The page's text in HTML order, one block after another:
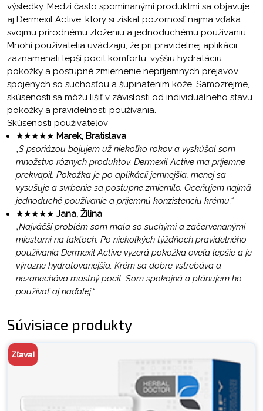
výsledky. Medzi často spomínanými produktmi sa objavuje
aj Dermexil Active, ktorý si získal pozornosť najmä vďaka
svojmu prírodnému zloženiu a jednoduchému používaniu.
Mnohí používatelia uvádzajú, že pri pravidelnej aplikácii
zaznamenali lepší pocit komfortu, vyššiu hydratáciu
pokožky a postupné zmiernenie nepríjemných prejavov
spojených so suchosťou a šupinatením kože. Samozrejme,
skúsenosti sa môžu líšiť v závislosti od individuálneho stavu
pokožky a pravidelnosti používania.
Skúsenosti používateľov
★★★★★ Marek, Bratislava
„S psoriázou bojujem už niekoľko rokov a vyskúšal som
množstvo rôznych produktov. Dermexil Active ma príjemne
prekvapil. Pokožka je po aplikácii jemnejšia, menej sa
vysušuje a svrbenie sa postupne zmiernilo. Oceňujem najmä
jednoduché používanie a príjemnú konzistenciu krému.“
★★★★★ Jana, Žilina
„Najväčší problém som mala so suchými a začervenanými
miestami na lakťoch. Po niekoľkých týždňoch pravidelného
používania Dermexil Active vyzerá pokožka oveľa lepšie a je
výrazne hydratovanejšia. Krém sa dobre vstrebáva a
nezanecháva mastný pocit. Som spokojná a plánujem ho
používať aj naďalej.“
Súvisiace produkty
Zľava!